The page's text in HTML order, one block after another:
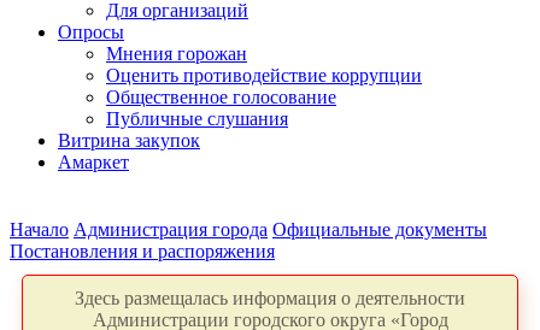
Для организаций
Опросы
Мнения горожан
Оценить противодействие коррупции
Общественное голосование
Публичные слушания
Витрина закупок
Амаркет
Начало Администрация города Официальные документы
Постановления и распоряжения
Здесь размещалась информация о деятельности
Администрации городского округа «Город